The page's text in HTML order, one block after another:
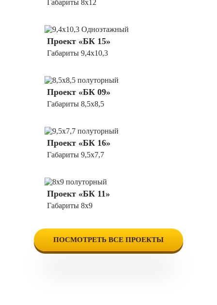
Габариты 8x12
Проект «БК 15»
Габариты 9,4х10,3
Проект «БК 09»
Габариты 8,5х8,5
Проект «БК 16»
Габариты 9,5х7,7
Проект «БК 11»
Габариты 8х9
ПОСМОТРЕТЬ ВСЕ ПРОЕКТЫ